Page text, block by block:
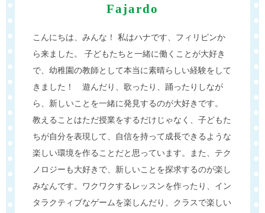
Fajardo
こんにちは、みんな！ 私はハナです、フィリピンか
ら来ました。 子どもたちと一緒に働くことが大好き
で、幼稚園の教師として本当に素晴らしい経験をして
きました！ 遊んだり、歌ったり、踊ったりしなが
ら、新しいことを一緒に発見するのが大好きです。
教えることはただ授業をするだけじゃなく、子どもた
ちが自分を表現して、自信を持って成長できるような
楽しい環境を作ることだと思っています。また、テク
ノロジーも大好きで、新しいことを探求するのが楽し
みなんです。ワクワクするレッスンを作ったり、イン
タラクティブなゲームを楽しんだり、クラスで楽しい